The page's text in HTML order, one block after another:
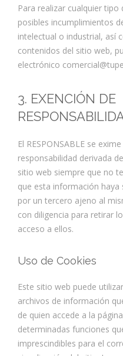
Para realizar cualquier
posibles incumplimientos
intelectual o industrial, así
contenidos del sitio web,
electrónico
3. EXENCIÓN DE
El RESPONSABLE se
responsabilidad derivada
sitio web siempre que no
que esta información
por un tercero ajeno al
con diligencia para retirar
acceso a ellos.
Uso de Cookies
Este sitio web puede
archivos de información
de quien accede a la
determinadas funciones
imprescindibles para el